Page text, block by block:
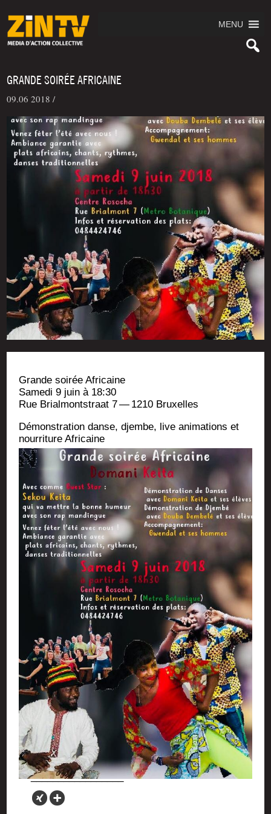
MENU
GRANDE SOIRÉE AFRICAINE
09.06 2018 /
Grande soi­rée Africaine
Same­di 9 juin à 18:30
Rue Brial­monts­traat 7 — 1210 Bruxelles
Démons­tra­tion danse, djembe, live ani­ma­tions et
nour­ri­ture Africaine